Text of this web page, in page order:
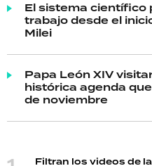
El sistema científico
trabajo desde el
Milei
Papa León XIV
histórica agenda
de noviembre
Filtran los videos de